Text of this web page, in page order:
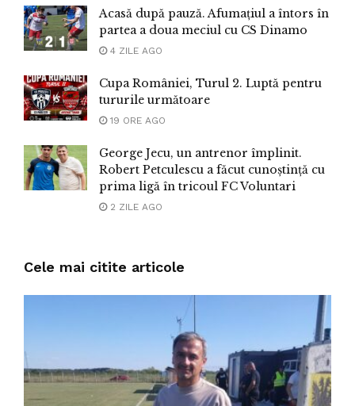
Acasă după pauză. Afumațiul a întors în
partea a doua meciul cu CS Dinamo
4 ZILE AGO
Cupa României, Turul 2. Luptă pentru
tururile următoare
19 ORE AGO
George Jecu, un antrenor împlinit.
Robert Petculescu a făcut cunoștință cu
prima ligă în tricoul FC Voluntari
2 ZILE AGO
Cele mai citite articole